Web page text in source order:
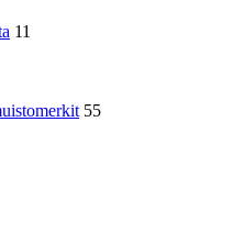
11
55